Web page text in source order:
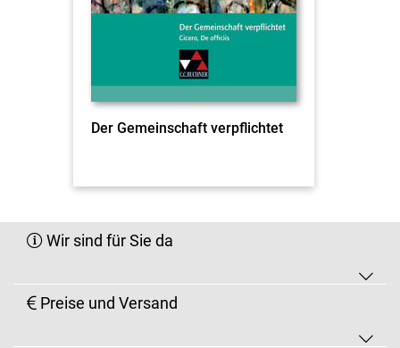
Der Gemeinschaft verpflichtet
Wir sind für Sie da
Preise und Versand